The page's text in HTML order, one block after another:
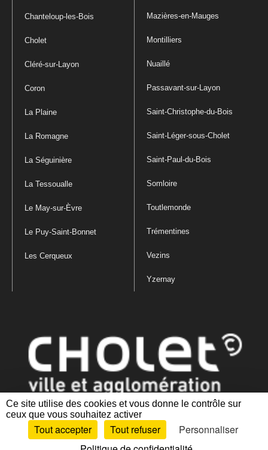
Ce site utilise des cookies et vous donne le contrôle sur
ceux que vous souhaitez activer
Tout accepter Tout refuser
Personnaliser
Chanteloup-les-Bois
Cholet
Cléré-sur-Layon
Coron
La Plaine
La Romagne
La Séguinière
La Tessoualle
Le May-sur-Èvre
Le Puy-Saint-Bonnet
Les Cerqueux
Mazières-en-Mauges
Montilliers
Nuaillé
Passavant-sur-Layon
Saint-Christophe-du-Bois
Saint-Léger-sous-Cholet
Saint-Paul-du-Bois
Somloire
Toutlemonde
Trémentines
Vezins
Yzernay
Mentions légales|Politique de confidentialité
des cookies |Plan du site Accessibilité : partiellement conforme